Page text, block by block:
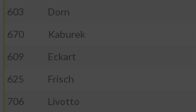
603
Dorn
670
Kaburek
609
Eckart
625
Frisch
706
Livotto